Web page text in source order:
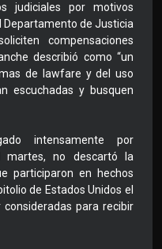
judiciales por motivos
Departamento de Justicia
compensaciones
describió como “un
de lawfare y del uso
escuchadas y busquen
intensamente por
martes, no descartó la
participaron en hechos
de Estados Unidos el
para recibir